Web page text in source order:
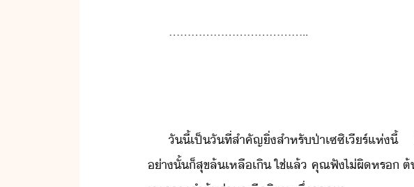
......................................
ัี้​เป็​ัที่​สำคัญ​ิ่​สำหรั​ป่า​เซ​ซิ​เีร​์​แห่​ี้​
่าั้​็​สุข​ล้เหลื​เิ​ ​ใช่​แล้​ ​คุณ​ฟั​ไ่ผิ​หร​ ​ต้